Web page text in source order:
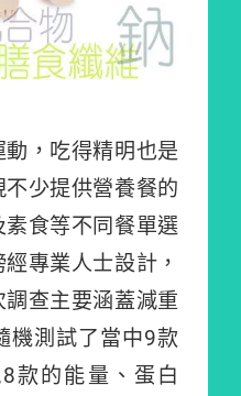
，吃得精明也是
少提供營養餐的
食等不同餐單選
專業人士設計，
查主要涵蓋減重
機測試了當中9款
款的能量、蛋白